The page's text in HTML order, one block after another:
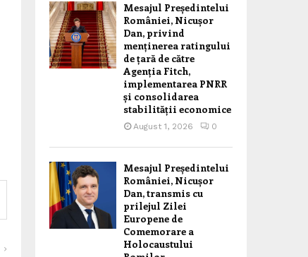
Mesajul Președintelui
României, Nicușor
Dan, privind
menținerea ratingului
de țară de către
Agenția Fitch,
implementarea PNRR
și consolidarea
stabilității economice
August 1, 2026 0
Mesajul Președintelui
României, Nicușor
Dan, transmis cu
prilejul Zilei
Europene de
Comemorare a
Holocaustului